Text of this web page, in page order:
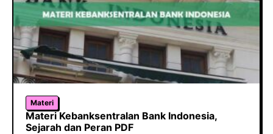
Materi
Materi Kebanksentralan Bank Indonesia,
Sejarah dan Peran PDF